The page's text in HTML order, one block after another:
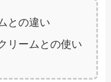
との違い
リームとの使い